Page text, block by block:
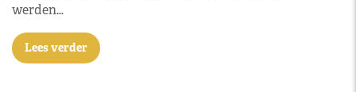
werden…
Lees verder